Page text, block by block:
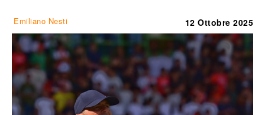
Emiliano Nesti 12 Ottobre 2025